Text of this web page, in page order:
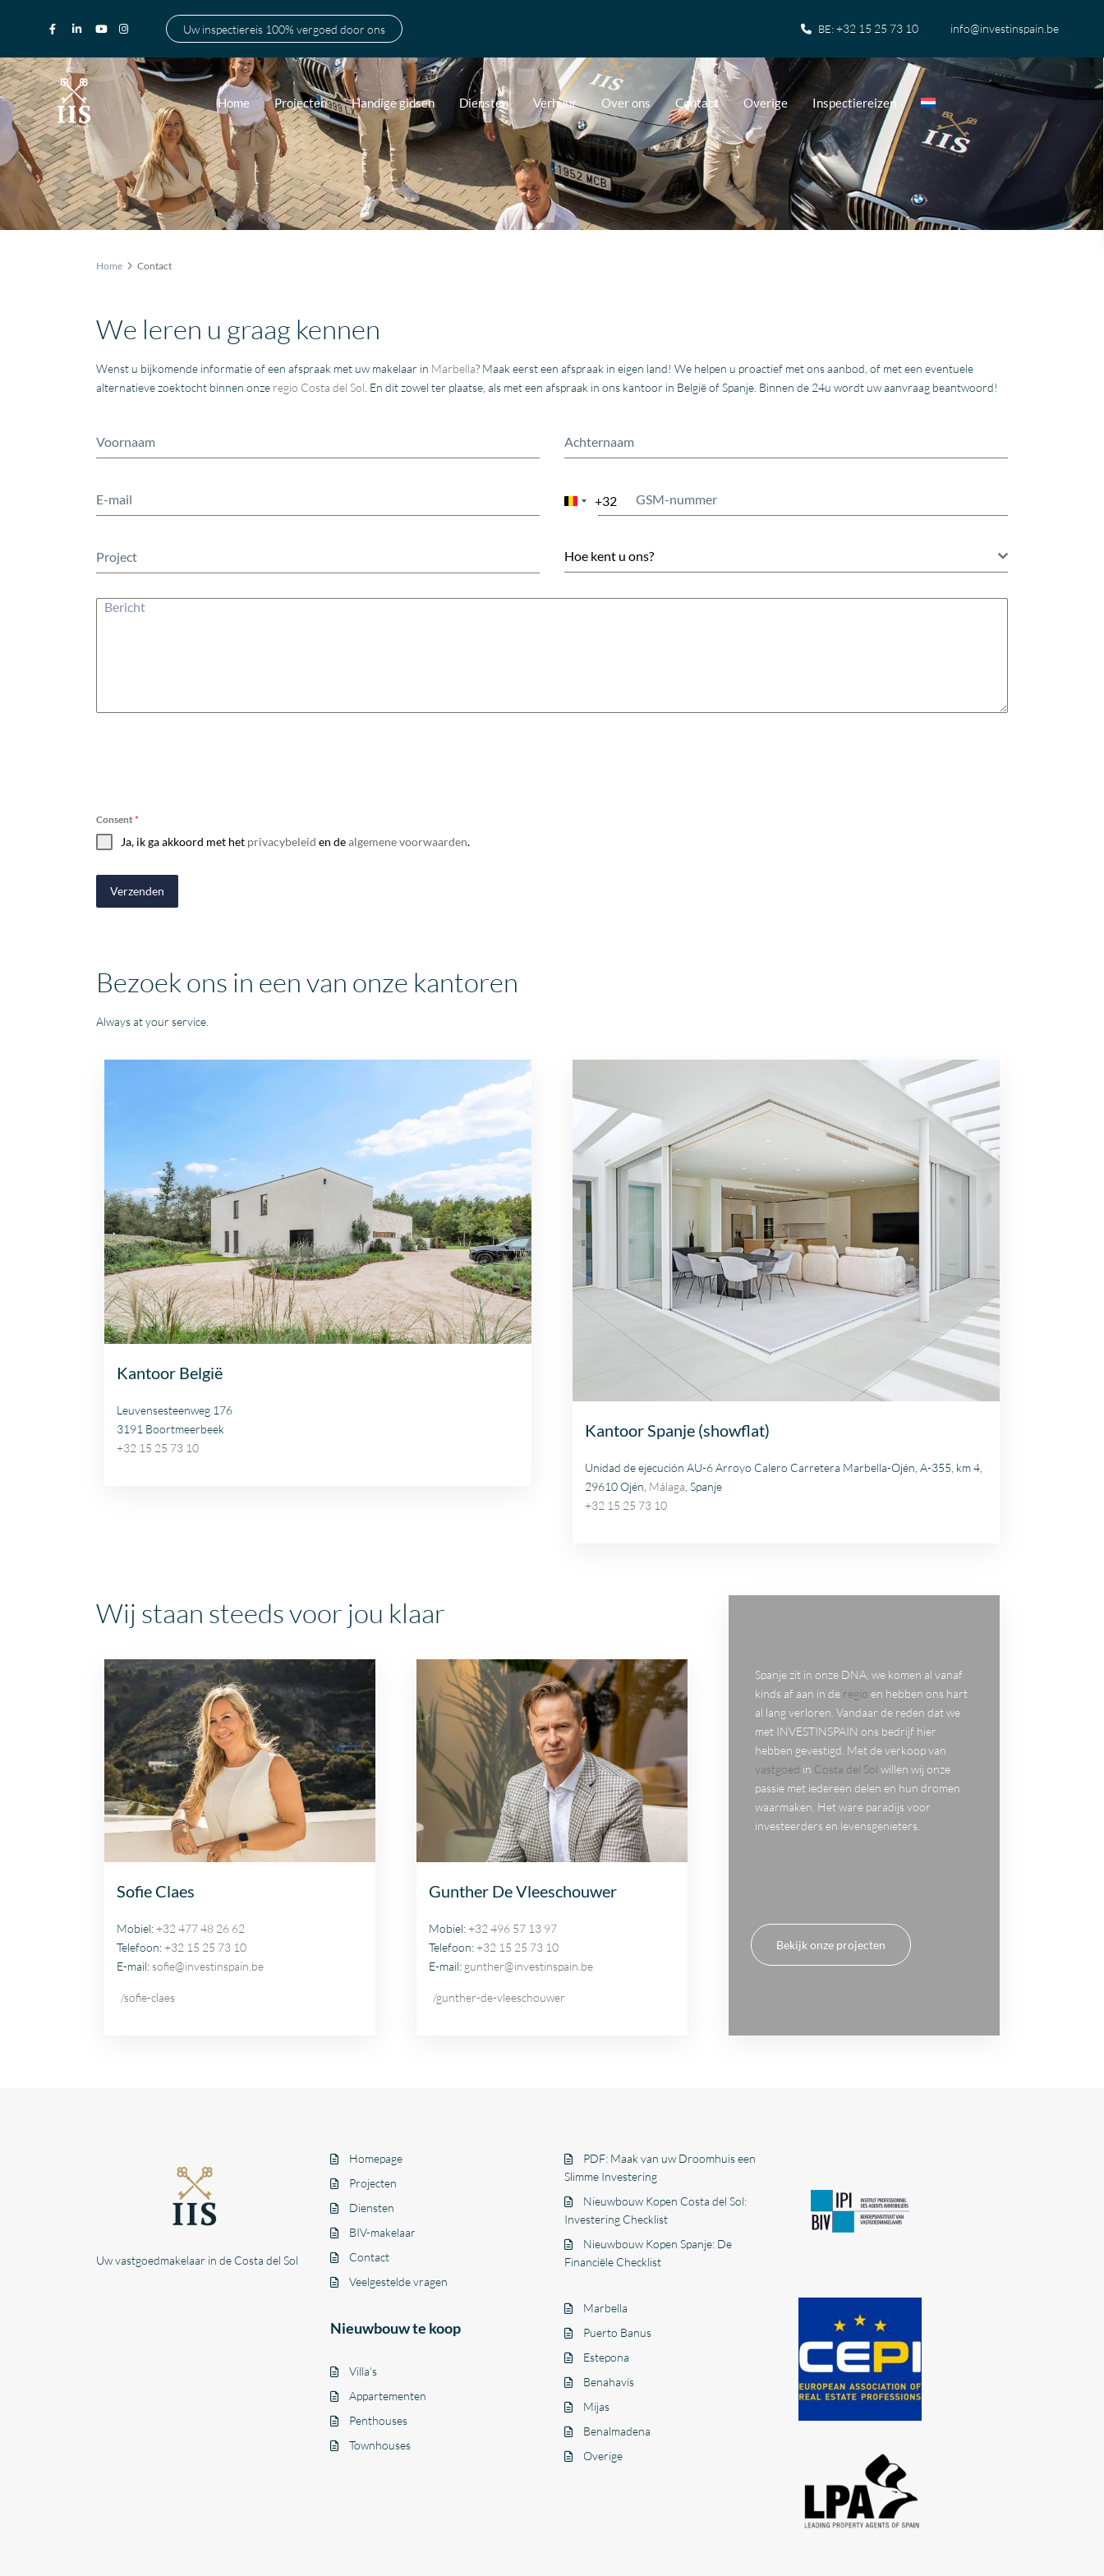
Uw inspectiereis 100% vergoed door ons BE:+32 15 25 73 10 info@investinspain.be
Home Projecten Handige gidsen Diensten Verhuur Over ons Contact Overige Inspectiereizen
Home Contact
We leren u graag kennen
Wenst u bijkomende informatie of een afspraak met uw makelaar in Marbella? Maak eerst een afspraak in eigen land! We helpen u proactief met ons aanbod, of met een eventuele
alternatieve zoektocht binnen onze regio Costa del Sol . En dit zowel ter plaatse, als met een afspraak in ons kantoor in België of Spanje. Binnen de 24u wordt uw aanvraag beantwoord!
Belgium
+32
Hoe kent u ons?
Consent*
Ja, ik ga akkoord met het privacybeleid en dealgemene voorwaarden.
Verzenden
Bezoek ons in een van onze kantoren
Always at your service.
Kantoor België
Leuvensesteenweg 176
3191 Boortmeerbeek
+32 15 25 73 10
Kantoor Spanje (showflat)
Unidad de ejecución AU-6 Arroyo Calero Carretera Marbella-Ojén, A-355, km 4,
29610 Ojén, Málaga , Spanje
+32 15 25 73 10
Wij staan steeds voor jou klaar
Sofie Claes
Mobiel:+32 477 48 26 62
Telefoon:+32 15 25 73 10
E-mail: sofie@investinspain.be
/sofie-claes
Gunther De Vleeschouwer
Mobiel:+32 496 57 13 97
Telefoon:+32 15 25 73 10
E-mail: gunther@investinspain.be
/gunther-de-vleeschouwer
Spanje zit in onze DNA, we komen al vanaf
kinds af aan in de regio en hebben ons hart
al lang verloren. Vandaar de reden dat we
met INVESTINSPAIN ons bedrijf hier
hebben gevestigd. Met de verkoop van
vastgoed in Costa del Sol willen wij onze
passie met iedereen delen en hun dromen
waarmaken. Het ware paradijs voor
investeerders en levensgenieters.
Bekijk onze projecten
Uw vastgoedmakelaar in de Costa del Sol
Homepage
Projecten
Diensten
BIV-makelaar
Contact
Veelgestelde vragen
Nieuwbouw te koop
Villa’s
Appartementen
Penthouses
Townhouses
PDF: Maak van uw Droomhuis een
Slimme Investering
Nieuwbouw Kopen Costa del Sol:
Investering Checklist
Nieuwbouw Kopen Spanje: De
Financiële Checklist
Marbella
Puerto Banus
Estepona
Benahavís
Mijas
Benalmadena
Overige